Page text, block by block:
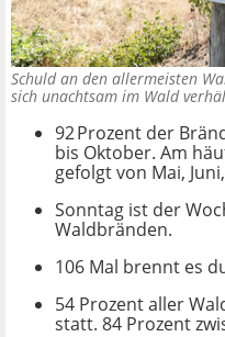
Schuld an den allermeisten
sich unachtsam im Wald
92 Prozent der
bis Oktober. Am
gefolgt von Mai,
Sonntag ist der
Waldbränden.
106 Mal brennt es
54 Prozent aller
statt. 84 Prozent